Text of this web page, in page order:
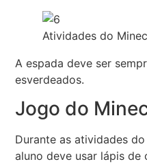
Atividades do
A espada deve ser
esverdeados.
Jogo do
Durante as atividades
aluno deve usar lápis de